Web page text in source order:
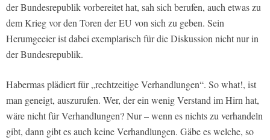
der Bundesrepublik vorbereitet hat, sah sich berufen, auch etwas zu
dem Krieg vor den Toren der EU von sich zu geben. Sein
Herumgeeier ist dabei exemplarisch für die Diskussion nicht nur in
der Bundesrepublik.
Habermas plädiert für „rechtzeitige Verhandlungen“. So what!, ist
man geneigt, auszurufen. Wer, der ein wenig Verstand im Hirn hat,
wäre nicht für Verhandlungen? Nur – wenn es nichts zu verhandeln
gibt, dann gibt es auch keine Verhandlungen. Gäbe es welche, so